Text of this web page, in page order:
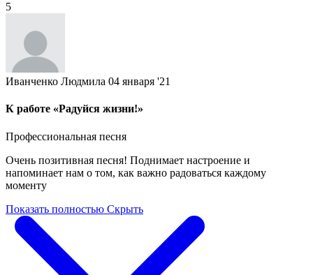
5
Иванченко Людмила 04 января '21
К работе «Радуйся жизни!»
Профессиональная песня
Очень позитивная песня! Поднимает настроение и
напоминает нам о том, как важно радоваться каждому
моменту
Показать полностью Скрыть